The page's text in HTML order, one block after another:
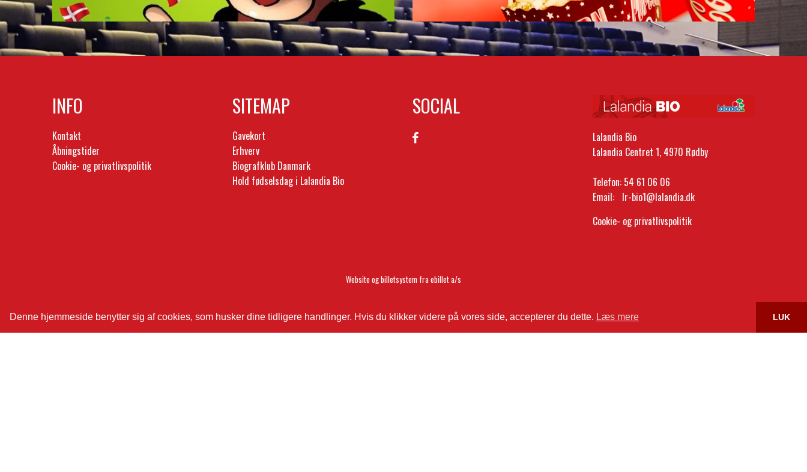
Denne hjemmeside benytter sig af cookies, som husker dine tidligere handlinger. Hvis du klikker videre på vores side, accepterer du dette. Læs mere LUK
INFO
Kontakt
Åbningstider
Cookie- og privatlivspolitik
SITEMAP
Gavekort
Erhverv
Biografklub Danmark
Hold fødselsdag i Lalandia Bio
SOCIAL
Lalandia Bio
Lalandia Centret 1, 4970 Rødby
Telefon: 54 61 06 06
Email: lr-bio1@lalandia.dk
Cookie- og privatlivspolitik
Website og billetsystem fra ebillet a/s